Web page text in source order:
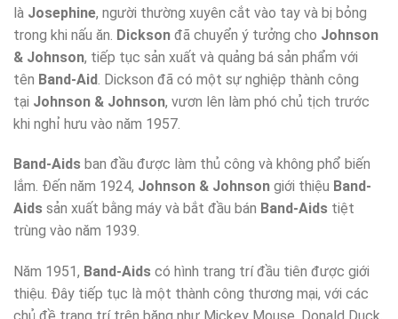
là Josephine, người thường xuyên cắt vào tay và bị bỏng
trong khi nấu ăn. Dickson đã chuyển ý tưởng cho Johnson
& Johnson, tiếp tục sản xuất và quảng bá sản phẩm với
tên Band-Aid . Dickson đã có một sự nghiệp thành công
tại Johnson & Johnson, vươn lên làm phó chủ tịch trước
khi nghỉ hưu vào năm 1957.
Band-Aids ban đầu được làm thủ công và không phổ biến
lắm. Đến năm 1924, Johnson & Johnson giới thiệu Band-
Aids sản xuất bằng máy và bắt đầu bán Band-Aids tiệt
trùng vào năm 1939.
Năm 1951, Band-Aids có hình trang trí đầu tiên được giới
thiệu. Đây tiếp tục là một thành công thương mại, với các